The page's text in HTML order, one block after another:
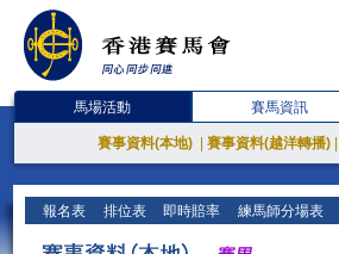
馬場活動 賽馬資訊
賽事資料(本地) 賽事資料(越洋轉播)
報名表 排位表 即時賠率 練馬師分場表